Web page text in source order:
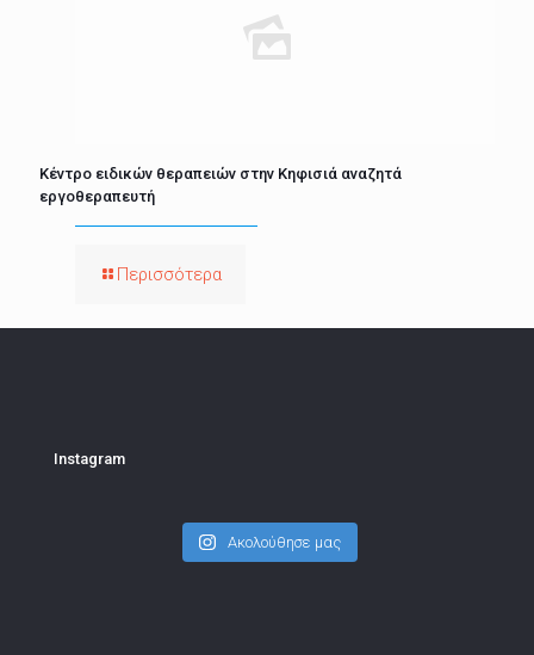
Κέντρο ειδικών θεραπειών στην Κηφισιά αναζητά
εργοθεραπευτή
Περισσότερα
Instagram
Ακολούθησε μας